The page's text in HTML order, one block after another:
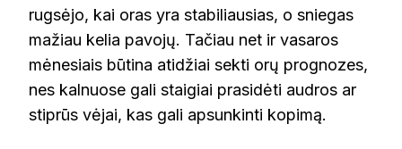
rugsėjo, kai oras yra stabiliausias, o sniegas
mažiau kelia pavojų. Tačiau net ir vasaros
mėnesiais būtina atidžiai sekti orų prognozes,
nes kalnuose gali staigiai prasidėti audros ar
stiprūs vėjai, kas gali apsunkinti kopimą.